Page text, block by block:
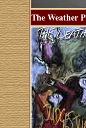
The Weather